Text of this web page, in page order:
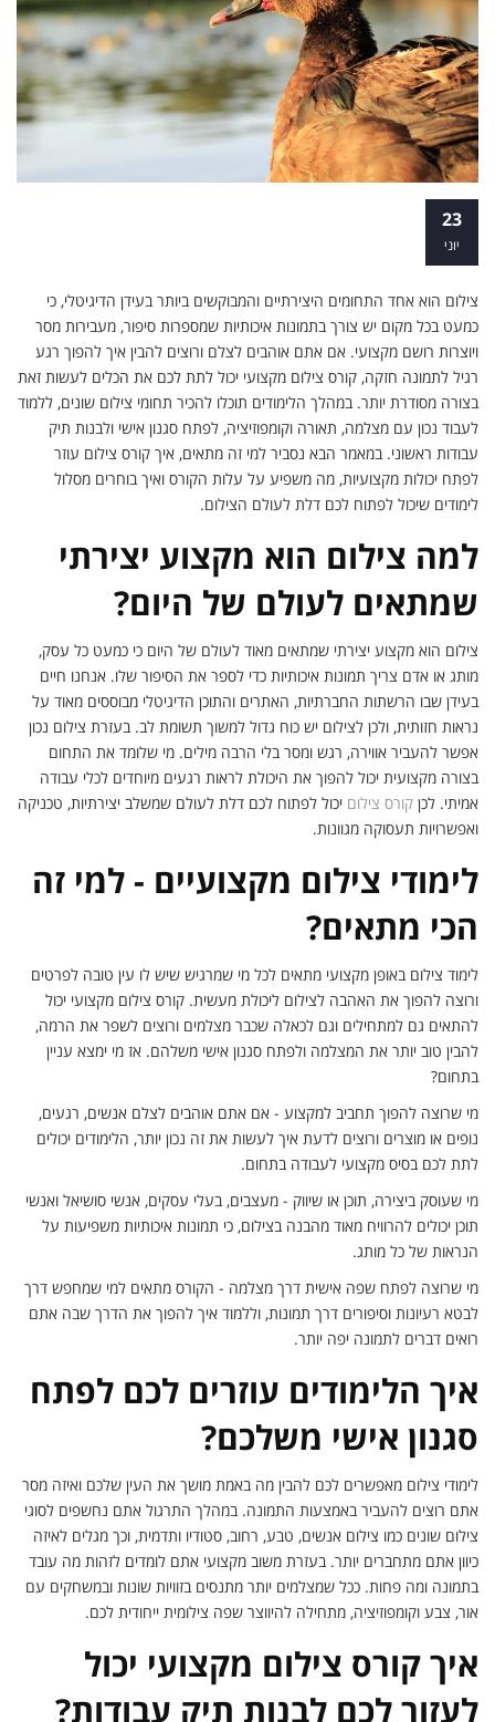
23
יוני
צילום הוא אחד התחומים היצירתיים והמבוקשים ביותר בעידן הדיגיטלי, כי
כמעט בכל מקום יש צורך בתמונות איכותיות שמספרות סיפור, מעבירות מסר
ויוצרות רושם מקצועי. אם אתם אוהבים לצלם ורוצים להבין איך להפוך רגע
רגיל לתמונה חזקה, קורס צילום מקצועי יכול לתת לכם את הכלים לעשות זאת
בצורה מסודרת יותר. במהלך הלימודים תוכלו להכיר תחומי צילום שונים, ללמוד
לעבוד נכון עם מצלמה, תאורה וקומפוזיציה, לפתח סגנון אישי ולבנות תיק
עבודות ראשוני. במאמר הבא נסביר למי זה מתאים, איך קורס צילום עוזר
לפתח יכולות מקצועיות, מה משפיע על עלות הקורס ואיך בוחרים מסלול
לימודים שיכול לפתוח לכם דלת לעולם הצילום.
למה צילום הוא מקצוע יצירתי
שמתאים לעולם של היום?
צילום הוא מקצוע יצירתי שמתאים מאוד לעולם של היום כי כמעט כל עסק,
מותג או אדם צריך תמונות איכותיות כדי לספר את הסיפור שלו. אנחנו חיים
בעידן שבו הרשתות החברתיות, האתרים והתוכן הדיגיטלי מבוססים מאוד על
נראות חזותית, ולכן לצילום יש כוח גדול למשוך תשומת לב. בעזרת צילום נכון
אפשר להעביר אווירה, רגש ומסר בלי הרבה מילים. מי שלומד את התחום
בצורה מקצועית יכול להפוך את היכולת לראות רגעים מיוחדים לכלי עבודה
אמיתי. לכן קורס צילום יכול לפתוח לכם דלת לעולם שמשלב יצירתיות, טכניקה
ואפשרויות תעסוקה מגוונות.
לימודי צילום מקצועיים - למי זה
הכי מתאים?
לימוד צילום באופן מקצועי מתאים לכל מי שמרגיש שיש לו עין טובה לפרטים
ורוצה להפוך את האהבה לצילום ליכולת מעשית. קורס צילום מקצועי יכול
להתאים גם למתחילים וגם לכאלה שכבר מצלמים ורוצים לשפר את הרמה,
להבין טוב יותר את המצלמה ולפתח סגנון אישי משלהם. אז מי ימצא עניין
בתחום?
מי שרוצה להפוך תחביב למקצוע - אם אתם אוהבים לצלם אנשים, רגעים,
נופים או מוצרים ורוצים לדעת איך לעשות את זה נכון יותר, הלימודים יכולים
לתת לכם בסיס מקצועי לעבודה בתחום.
מי שעוסק ביצירה, תוכן או שיווק - מעצבים, בעלי עסקים, אנשי סושיאל ואנשי
תוכן יכולים להרוויח מאוד מהבנה בצילום, כי תמונות איכותיות משפיעות על
הנראות של כל מותג.
מי שרוצה לפתח שפה אישית דרך מצלמה - הקורס מתאים למי שמחפש דרך
לבטא רעיונות וסיפורים דרך תמונות, וללמוד איך להפוך את הדרך שבה אתם
רואים דברים לתמונה יפה יותר.
איך הלימודים עוזרים לכם לפתח
סגנון אישי משלכם?
לימודי צילום מאפשרים לכם להבין מה באמת מושך את העין שלכם ואיזה מסר
אתם רוצים להעביר באמצעות התמונה. במהלך התרגול אתם נחשפים לסוגי
צילום שונים כמו צילום אנשים, טבע, רחוב, סטודיו ותדמית, וכך מגלים לאיזה
כיוון אתם מתחברים יותר. בעזרת משוב מקצועי אתם לומדים לזהות מה עובד
בתמונה ומה פחות. ככל שמצלמים יותר מתנסים בזוויות שונות ובמשחקים עם
אור, צבע וקומפוזיציה, מתחילה להיווצר שפה צילומית ייחודית לכם.
איך קורס צילום מקצועי יכול
לעזור לכם לבנות תיק עבודות?